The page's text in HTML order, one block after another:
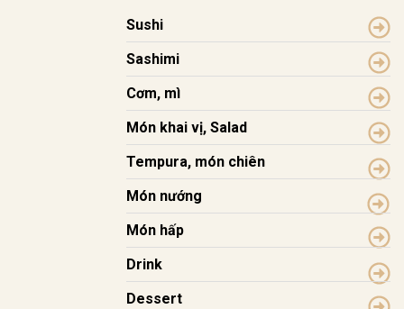
Sushi
Sashimi
Cơm, mì
Món khai vị, Salad
Tempura, món chiên
Món nướng
Món hấp
Drink
Dessert